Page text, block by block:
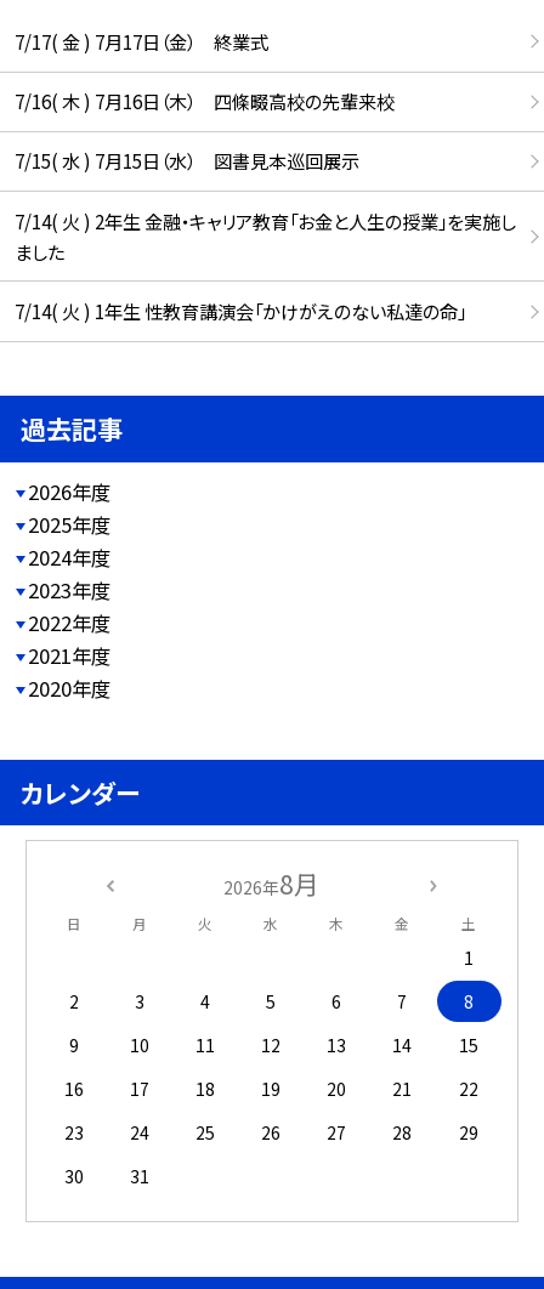
7/17( 金 ) 7月17日（金） 終業式
7/16( 木 ) 7月16日（木） 四條畷高校の先輩来校
7/15( 水 ) 7月15日（水） 図書見本巡回展示
7/14( 火 ) 2年生 金融・キャリア教育「お金と人生の授業」を実施し
ました
7/14( 火 ) 1年生 性教育講演会「かけがえのない私達の命」
過去記事
2026年度
2025年度
2024年度
2023年度
2022年度
2021年度
2020年度
カレンダー
2026年8月
日 月 火 水 木 金 土
1
2
3 4 5 6 7
8
9
10 11 12 13 14
15
16
17 18 19 20 21
22
23
24 25 26 27 28
29
30
31